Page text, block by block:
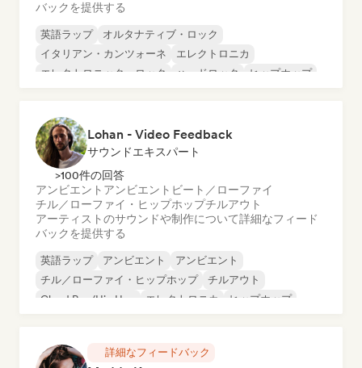
バックを提供する
英語ラップ
オルタナティブ・ロック
イタリアン・カンツォーネ
エレクトロニカ
エレクトロニック・ロック
ハードロック
ヒップホップ
Lohan - Video Feedback
サウンドエキスパート
>100件の回答
アンビエント アンビエント ビート／ローファイ
チル／ローファイ・ヒップホップチルアウト
アーティストのサウンドや制作について詳細なフィード
バックを提供する
英語ラップ アンビエント
アンビエント
チル／ローファイ・ヒップホップ
チルアウト
Cloud Rap/Hip Hop
エレクトロニカ ヒップホップ
詳細なフィードバック